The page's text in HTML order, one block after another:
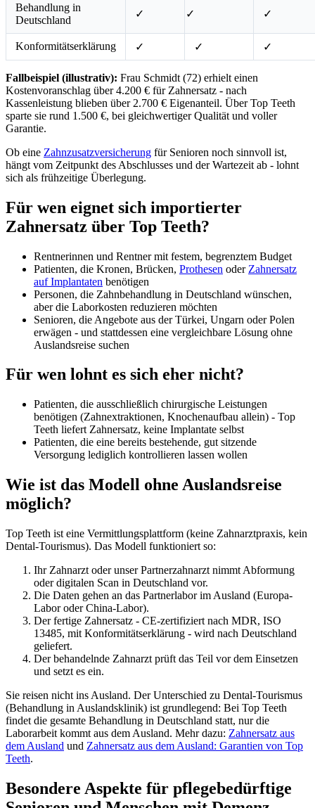
Behandlung in
Deutschland
✓ ✓ ✓
Konformitätserklärung ✓ ✓ ✓
Fallbeispiel (illustrativ): Frau Schmidt (72) erhielt einen
Kostenvoranschlag über 4.200 € für Zahnersatz - nach
Kassenleistung blieben über 2.700 € Eigenanteil. Über Top Teeth
sparte sie rund 1.500 €, bei gleichwertiger Qualität und voller
Garantie.
Ob eine Zahnzusatzversicherung für Senioren noch sinnvoll ist,
hängt vom Zeitpunkt des Abschlusses und der Wartezeit ab - lohnt
sich als frühzeitige Überlegung.
Für wen eignet sich importierter
Zahnersatz über Top Teeth?
Rentnerinnen und Rentner mit festem, begrenztem Budget
Patienten, die Kronen, Brücken, Prothesen oder Zahnersatz
auf Implantaten benötigen
Personen, die Zahnbehandlung in Deutschland wünschen,
aber die Laborkosten reduzieren möchten
Senioren, die Angebote aus der Türkei, Ungarn oder Polen
erwägen - und stattdessen eine vergleichbare Lösung ohne
Auslandsreise suchen
Für wen lohnt es sich eher nicht?
Patienten, die ausschließlich chirurgische Leistungen
benötigen (Zahnextraktionen, Knochenaufbau allein) - Top
Teeth liefert Zahnersatz, keine Implantate selbst
Patienten, die eine bereits bestehende, gut sitzende
Versorgung lediglich kontrollieren lassen wollen
Wie ist das Modell ohne Auslandsreise
möglich?
Top Teeth ist eine Vermittlungsplattform (keine Zahnarztpraxis, kein
Dental-Tourismus). Das Modell funktioniert so:
Ihr Zahnarzt oder unser Partnerzahnarzt nimmt Abformung
oder digitalen Scan in Deutschland vor.
Die Daten gehen an das Partnerlabor im Ausland (Europa-
Labor oder China-Labor).
Der fertige Zahnersatz - CE-zertifiziert nach MDR, ISO
13485, mit Konformitätserklärung - wird nach Deutschland
geliefert.
Der behandelnde Zahnarzt prüft das Teil vor dem Einsetzen
und setzt es ein.
Sie reisen nicht ins Ausland. Der Unterschied zu Dental-Tourismus
(Behandlung in Auslandsklinik) ist grundlegend: Bei Top Teeth
findet die gesamte Behandlung in Deutschland statt, nur die
Laborarbeit kommt aus dem Ausland. Mehr dazu: Zahnersatz aus
dem Ausland und Zahnersatz aus dem Ausland: Garantien von Top
Teeth.
Besondere Aspekte für pflegebedürftige